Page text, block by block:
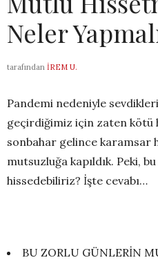
Neler
tarafından İREM U.
Pandemi nedeniyle
geçirdiğimiz için zaten kötü
sonbahar gelince karamsar
mutsuzluğa kapıldık. Peki,
hissedebiliriz? İşte cevabı…
BU ZORLU GÜNLERİN